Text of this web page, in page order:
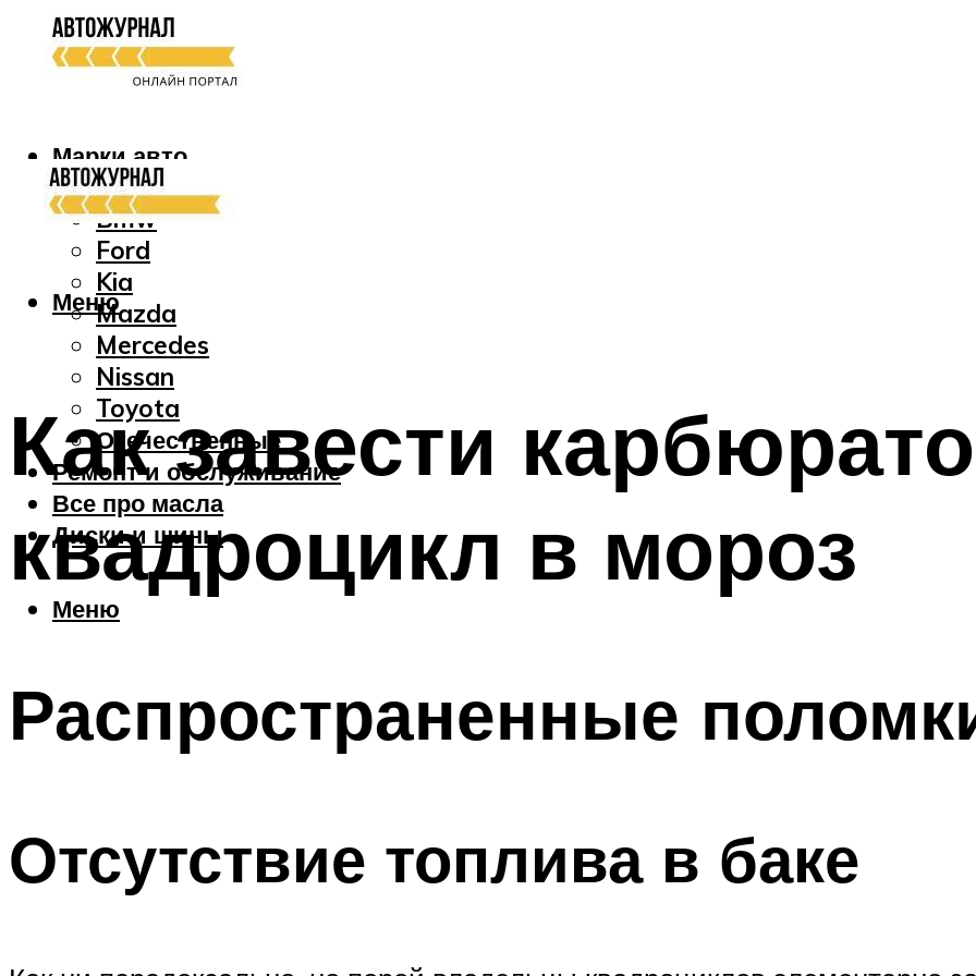
Марки авто
Audi
Bmw
Ford
Kia
Mazda
Mercedes
Nissan
Toyota
Отечественные
Ремонт и обслуживание
Все про масла
Диски и шины
Меню
Меню
Как завести
квадроцикл в мороз
Распространенные
Отсутствие топлива в баке